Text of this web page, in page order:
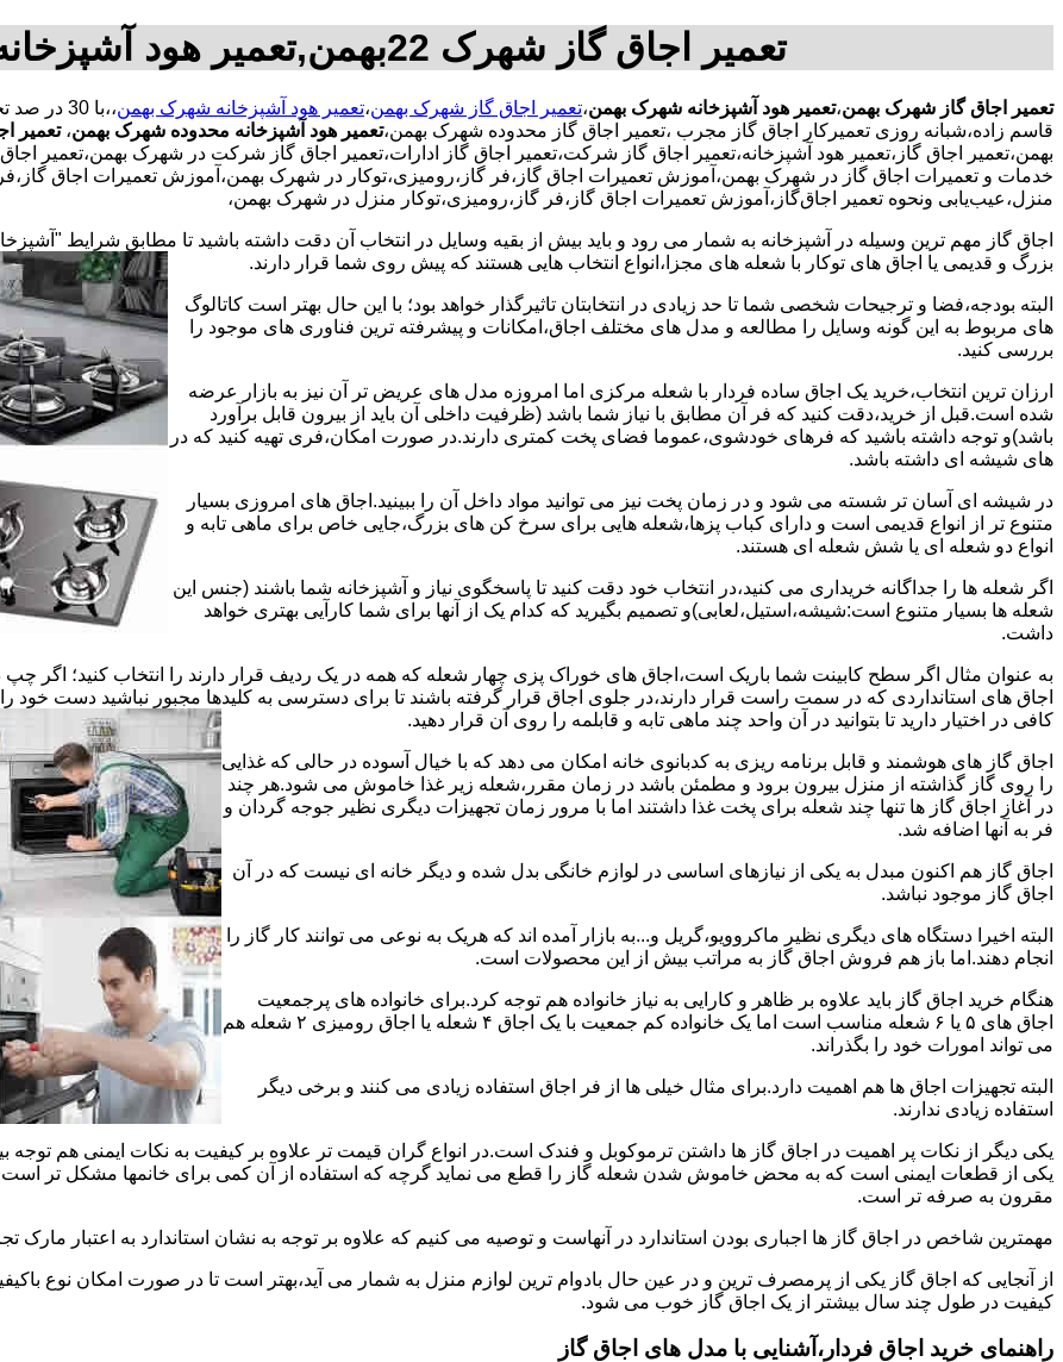
تعمیر اجاق گاز شهرک 22بهمن,تعمیر هود آشپزخانه شهرک 22بهمن
تعمیر اجاق گاز شهرک بهمن،تعمیر هود آشپزخانه شهرک بهمن،تعمیر اجاق گاز شهرک بهمن،تعمیر هود آشپزخانه شهرک بهمن،،با
قاسم زاده،شبانه روزی تعمیرکار اجاق گاز مجرب ،تعمیر اجاق گاز محدوده شهرک بهمن،تعمیر هود آشپزخانه محدوده شهرک بهمن، تعمیر
بهمن،تعمیر اجاق گاز،تعمیر هود آشپزخانه،تعمیر اجاق گاز شرکت،تعمیر اجاق گاز ادارات،تعمیر اجاق گاز شرکت در شهرک بهمن،تعمیر اجاق
خدمات و تعمیرات اجاق گاز در شهرک بهمن،آموزش تعمیرات اجاق گاز،فر گاز،رومیزی،توکار در شهرک بهمن،آموزش تعمیرات اجاق گاز،فر
منزل،عیب‌یابی ونحوه تعمیر اجاق‌گاز،آموزش تعمیرات اجاق گاز،فر گاز،رومیزی،توکار منزل در شهرک بهمن،
اجاق گاز مهم ترین وسیله در آشپزخانه به شمار می رود و باید بیش از بقیه وسایل در انتخاب آن دقت داشته باشید تا مطابق شرایط
بزرگ و قدیمی یا اجاق های توکار با شعله های مجزا،انواع انتخاب هایی هستند که پیش روی شما قرار دارند.
البته بودجه،فضا و ترجیحات شخصی شما تا حد زیادی در انتخابتان تاثیرگذار خواهد بود؛ با این حال بهتر است کاتالوگ
های مربوط به این گونه وسایل را مطالعه و مدل های مختلف اجاق،امکانات و پیشرفته ترین فناوری های موجود را
بررسی کنید.
ارزان ترین انتخاب،خرید یک اجاق ساده فردار با شعله مرکزی اما امروزه مدل های عریض تر آن نیز به بازار عرضه
شده است.قبل از خرید،دقت کنید که فر آن مطابق با نیاز شما باشد (ظرفیت داخلی آن باید از بیرون قابل برآورد
باشد)و توجه داشته باشید که فرهای خودشوی،عموما فضای پخت کمتری دارند.در صورت امکان،فری تهیه کنید که در
های شیشه ای داشته باشد.
در شیشه ای آسان تر شسته می شود و در زمان پخت نیز می توانید مواد داخل آن را ببینید.اجاق های امروزی بسیار
متنوع تر از انواع قدیمی است و دارای کباب پزها،شعله هایی برای سرخ کن های بزرگ،جایی خاص برای ماهی تابه و
انواع دو شعله ای یا شش شعله ای هستند.
اگر شعله ها را جداگانه خریداری می کنید،در انتخاب خود دقت کنید تا پاسخگوی نیاز و آشپزخانه شما باشند (جنس این
شعله ها بسیار متنوع است:شیشه،استیل،لعابی)و تصمیم بگیرید که کدام یک از آنها برای شما کارآیی بهتری خواهد
داشت.
به عنوان مثال اگر سطح کابینت شما باریک است،اجاق های خوراک پزی چهار شعله که همه در یک ردیف قرار دارند را انتخاب کنید؛ اگر
اجاق های استانداردی که در سمت راست قرار دارند،در جلوی اجاق قرار گرفته باشند تا برای دسترسی به کلیدها مجبور نباشید دست
کافی در اختیار دارید تا بتوانید در آن واحد چند ماهی تابه و قابلمه را روی آن قرار دهید.
اجاق گاز های هوشمند و قابل برنامه ریزی به کدبانوی خانه امکان می دهد که با خیال آسوده در حالی که غذایی
را روی گاز گذاشته از منزل بیرون برود و مطمئن باشد در زمان مقرر،شعله زیر غذا خاموش می شود.هر چند
در آغاز اجاق گاز ها تنها چند شعله برای پخت غذا داشتند اما با مرور زمان تجهیزات دیگری نظیر جوجه گردان و
فر به آنها اضافه شد.
اجاق گاز هم اکنون مبدل به یکی از نیازهای اساسی در لوازم خانگی بدل شده و دیگر خانه ای نیست که در آن
اجاق گاز موجود نباشد.
البته اخیرا دستگاه های دیگری نظیر ماکروویو،گریل و...به بازار آمده اند که هریک به نوعی می توانند کار گاز را
انجام دهند.اما باز هم فروش اجاق گاز به مراتب بیش از این محصولات است.
هنگام خرید اجاق گاز باید علاوه بر ظاهر و کارایی به نیاز خانواده هم توجه کرد.برای خانواده های پرجمعیت
اجاق های ۵ یا ۶ شعله مناسب است اما یک خانواده کم جمعیت با یک اجاق ۴ شعله یا اجاق رومیزی ۲ شعله هم
می تواند امورات خود را بگذراند.
البته تجهیزات اجاق ها هم اهمیت دارد.برای مثال خیلی ها از فر اجاق استفاده زیادی می کنند و برخی دیگر
استفاده زیادی ندارند.
یکی دیگر از نکات پر اهمیت در اجاق گاز ها داشتن ترموکوبل و فندک است.در انواع گران قیمت تر علاوه بر کیفیت به نکات ایمنی هم
یکی از قطعات ایمنی است که به محض خاموش شدن شعله گاز را قطع می نماید گرچه که استفاده از آن کمی برای خانمها مشکل تر است
مقرون به صرفه تر است.
مهمترین شاخص در اجاق گاز ها اجباری بودن استاندارد در آنهاست و توصیه می کنیم که علاوه بر توجه به نشان استاندارد به اعتبار
از آنجایی که اجاق گاز یکی از پرمصرف ترین و در عین حال بادوام ترین لوازم منزل به شمار می آید،بهتر است تا در صورت امکان نوع
کیفیت در طول چند سال بیشتر از یک اجاق گاز خوب می شود.
راهنمای خرید اجاق فردار،آشنایی با مدل های اجاق گاز